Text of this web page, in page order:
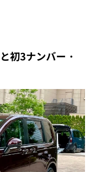
初3ナンバー・